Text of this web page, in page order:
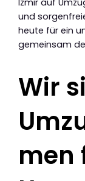
Izmir auf
und
heute für ein
gemeinsam
Wir
men